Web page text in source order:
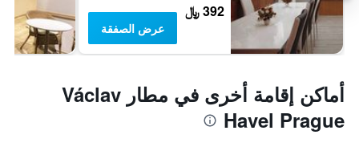
392 ﷼
عرض الصفقة
أماكن إقامة أخرى في مطار Václav
Havel Prague